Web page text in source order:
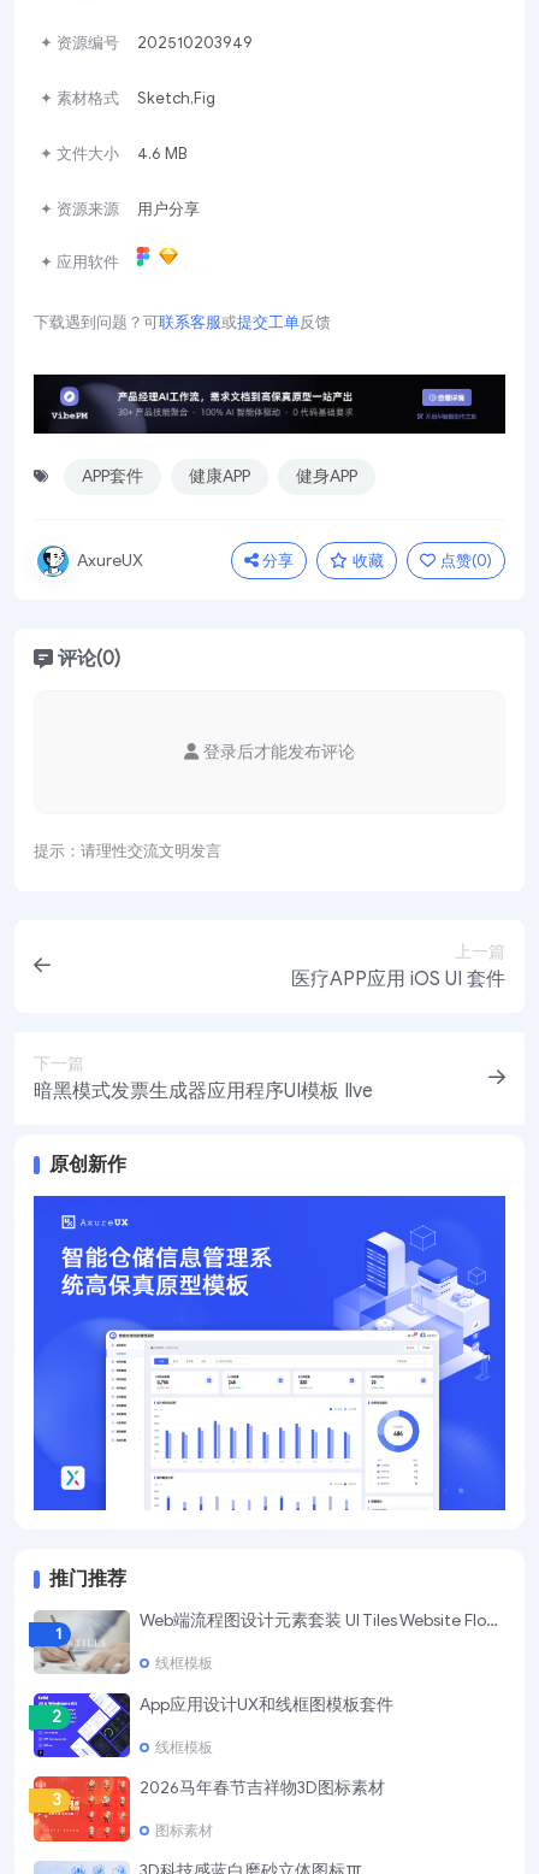
✦ 资源编号 202510203949
✦ 素材格式 Sketch,Fig
✦ 文件大小 4.6 MB
✦ 资源来源 用户分享
✦ 应用软件
下载遇到问题？可联系客服或提交工单反馈
APP套件 健康APP 健身APP
AxureUX 分享 收藏 点赞(0)
评论(0)
提示：请理性交流文明发言
登录后才能发布评论
上一篇
医疗APP应用 iOS UI 套件
下一篇
暗黑模式发票生成器应用程序UI模板 Ilve
原创新作
推门推荐
1
Web端流程图设计元素套装 UI Tiles Website Flowcharts
线框模板
2
App应用设计UX和线框图模板套件
线框模板
3
2026马年春节吉祥物3D图标素材
图标素材